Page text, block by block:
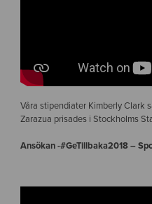
Våra stipendiater Kimberly Clark
Zarazua prisades i Stockholms
Ansökan -#GeTillbaka2018 –